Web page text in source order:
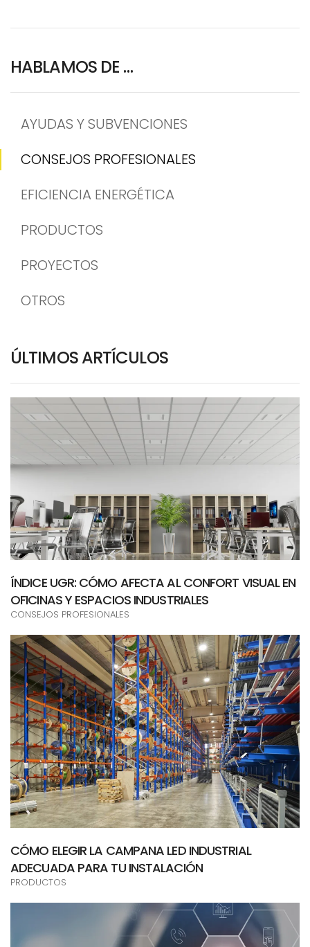
HABLAMOS DE …
AYUDAS Y SUBVENCIONES
CONSEJOS PROFESIONALES
EFICIENCIA ENERGÉTICA
PRODUCTOS
PROYECTOS
OTROS
ÚLTIMOS ARTÍCULOS
ÍNDICE UGR: CÓMO AFECTA AL CONFORT VISUAL EN
OFICINAS Y ESPACIOS INDUSTRIALES
CONSEJOS PROFESIONALES
CÓMO ELEGIR LA CAMPANA LED INDUSTRIAL
ADECUADA PARA TU INSTALACIÓN
PRODUCTOS